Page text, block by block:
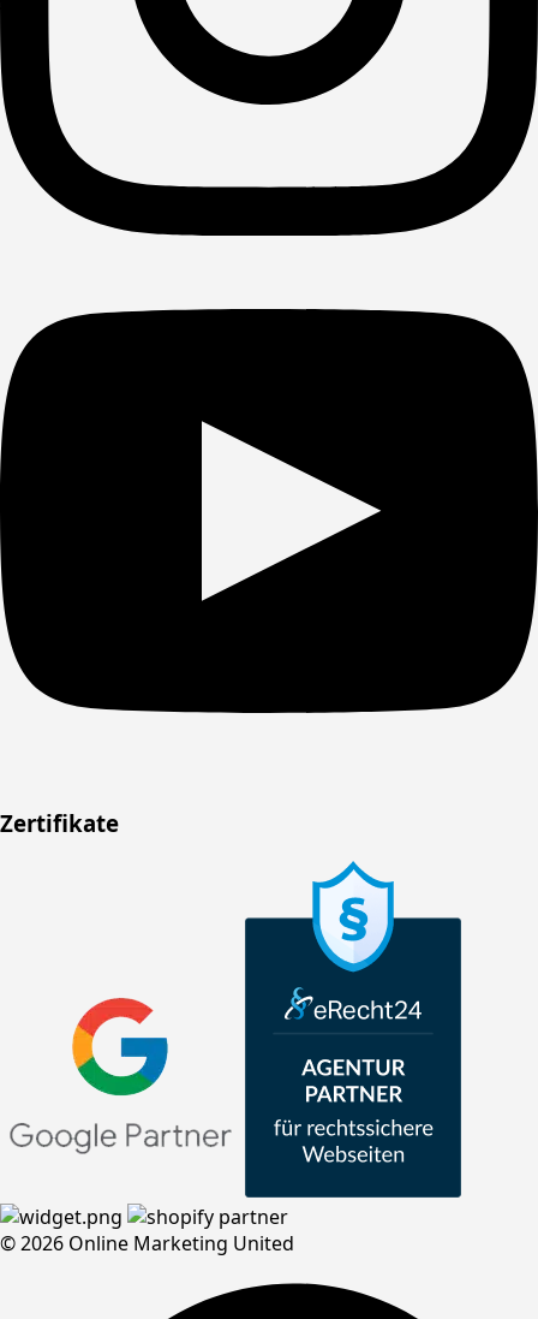
Zertifikate
© 2026 Online Marketing United